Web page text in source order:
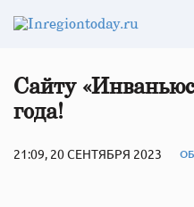
Сайту
года!
21:09, 20 СЕНТЯБРЯ 2023